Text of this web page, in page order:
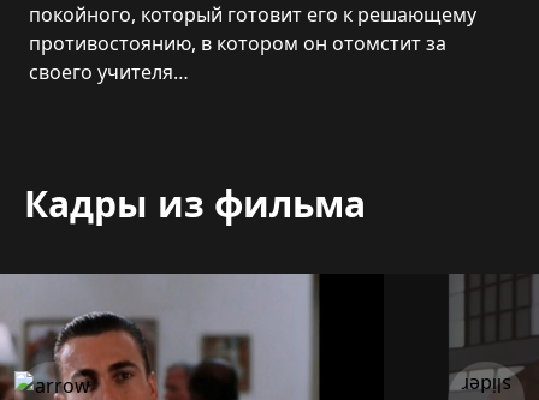
покойного, который готовит его к решающему
противостоянию, в котором он отомстит за
своего учителя…
Кадры из фильма